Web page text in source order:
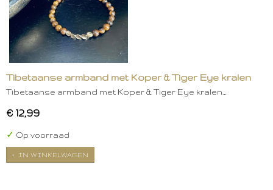
Tibetaanse armband met Koper & Tiger Eye kralen
Tibetaanse armband met Koper & Tiger Eye kralen…
€ 12,99
✓ Op voorraad
IN WINKELWAGEN